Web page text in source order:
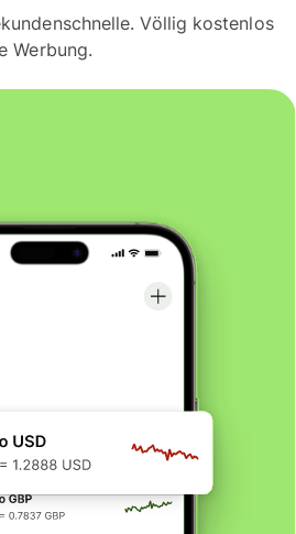
Völlig kostenlos
Werbung.